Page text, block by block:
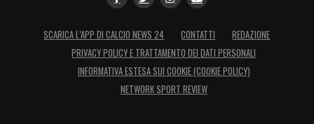
SCARICA L’APP DI CALCIO NEWS 24 CONTATTI
REDAZIONE
PRIVACY POLICY E TRATTAMENTO DEI DATI PERSONALI
INFORMATIVA ESTESA SUI COOKIE (COOKIE POLICY)
NETWORK SPORT REVIEW